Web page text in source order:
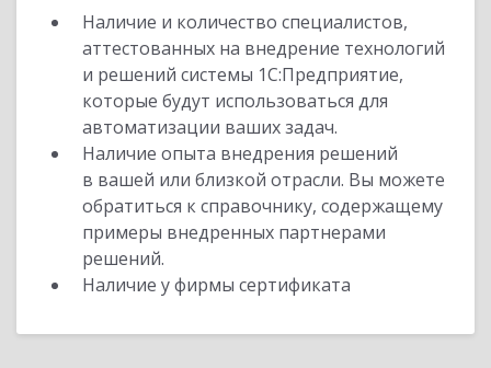
Наличие и количество специалистов,
аттестованных на внедрение технологий
и решений системы 1С:Предприятие,
которые будут использоваться для
автоматизации ваших задач.
Наличие опыта внедрения решений
в вашей или близкой отрасли. Вы можете
обратиться к справочнику, содержащему
примеры внедренных партнерами
решений.
Наличие у фирмы сертификата